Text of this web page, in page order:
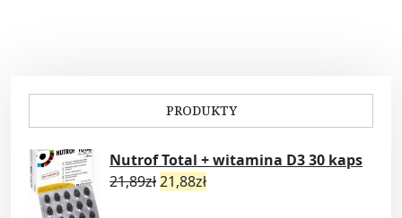
PRODUKTY
Nutrof Total + witamina D3 30 kaps
21,89zł21,88zł